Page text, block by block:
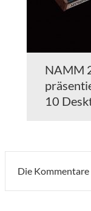
NAMM
10
Die Kommentare